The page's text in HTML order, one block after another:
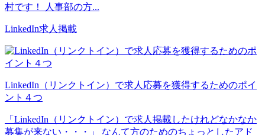
村です！ 人事部の方...
LinkedIn求人掲載
LinkedIn（リンクトイン）で求人応募を獲得するためのポイ
ント４つ
「LinkedIn（リンクトイン）で求人掲載したけれどなかなか
募集が来ない・・・」 なんて方のためのちょっとしたアド